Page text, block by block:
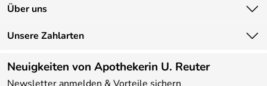
Kontakt
Lieferbedingungen
Kundenlogin
Über uns
Unsere Bestseller
Neu
Unsere Zahlarten
Neuigkeiten von Apothekerin U. Reuter